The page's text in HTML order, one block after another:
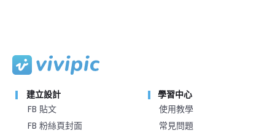
建立設計
FB 貼文
FB 粉絲頁封面
學習中心
使用教學
常見問題